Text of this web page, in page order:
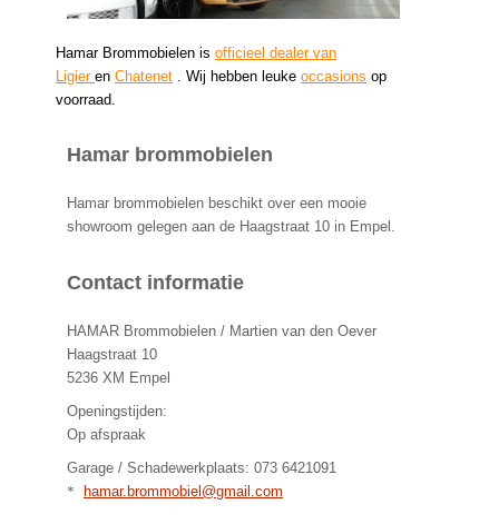
Hamar Brommobielen is officieel dealer van
Ligier en Chatenet . Wij hebben leuke occasions op
voorraad.
Hamar brommobielen
Hamar brommobielen beschikt over een mooie
showroom gelegen aan de Haagstraat 10 in Empel.
Contact informatie
HAMAR Brommobielen / Martien van den Oever
Haagstraat 10
5236 XM Empel
Openingstijden:
Op afspraak
Garage / Schadewerkplaats: 073 6421091
*